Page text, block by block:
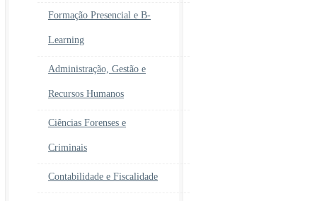
Formação Presencial e B-
Learning
Administração, Gestão e
Recursos Humanos
Ciências Forenses e
Criminais
Contabilidade e Fiscalidade